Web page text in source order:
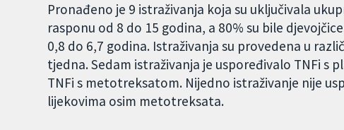
Pronađeno je 9 istraživanja koja su uključivala
rasponu od 8 do 15 godina, a 80% su bile
0,8 do 6,7 godina. Istraživanja su provedena u
tjedna. Sedam istraživanja je uspoređivalo TNFi s
TNFi s metotreksatom. Nijedno istraživanje nije
lijekovima osim metotreksata.